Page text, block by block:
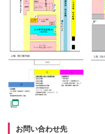
お問い合わせ先